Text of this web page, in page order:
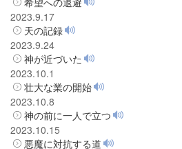
2023.9.17
天の記録
2023.9.24
神が近づいた
2023.10.1
壮大な業の開始
2023.10.8
神の前に一人で立つ
2023.10.15
悪魔に対抗する道